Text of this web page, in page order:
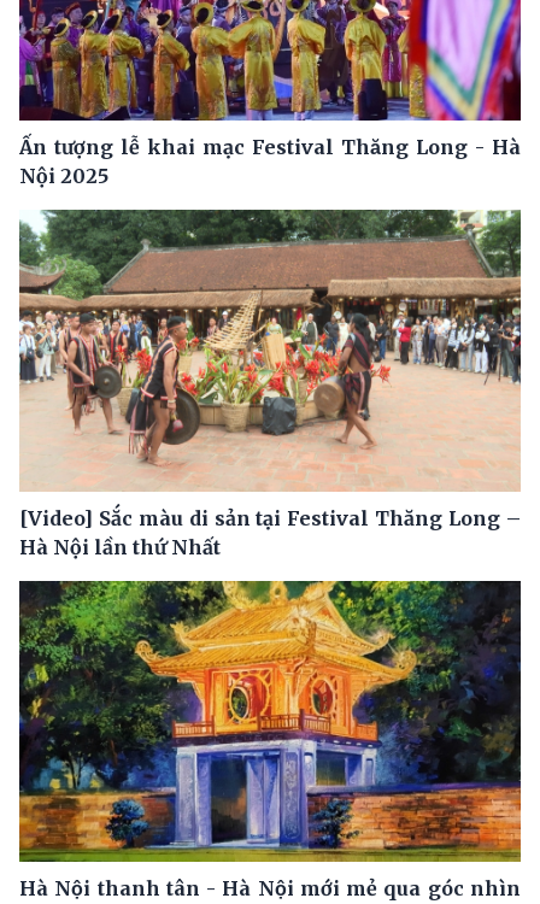
Ấn tượng lễ khai mạc Festival Thăng Long - Hà
Nội 2025
[Video] Sắc màu di sản tại Festival Thăng Long –
Hà Nội lần thứ Nhất
Hà Nội thanh tân - Hà Nội mới mẻ qua góc nhìn